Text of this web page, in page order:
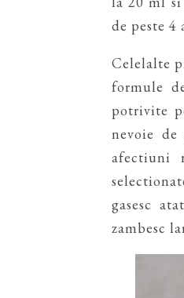
de peste 4
Celelalte
formule
potrivite
nevoie
afectiuni
gasesc
zambesc